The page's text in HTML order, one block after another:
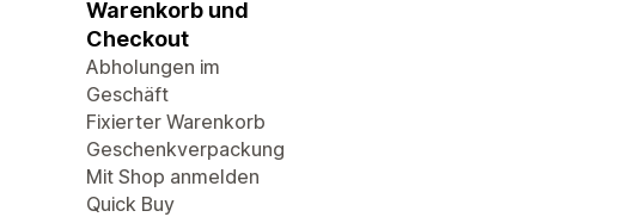
Warenkorb und
Checkout
Abholungen im
Geschäft
Fixierter Warenkorb
Geschenkverpackung
Mit Shop anmelden
Quick Buy